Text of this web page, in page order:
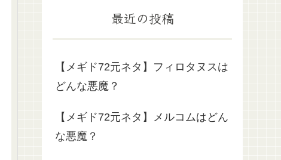
最近の投稿
【メギド72元ネタ】フィロタヌスは
どんな悪魔？
【メギド72元ネタ】メルコムはどん
な悪魔？